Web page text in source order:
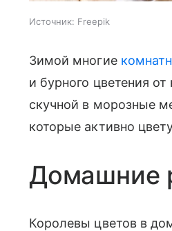
Источник: Freepik
Зимой многие
и бурного цветения
скучной в морозные
которые активно
Домашние
Королевы цветов в